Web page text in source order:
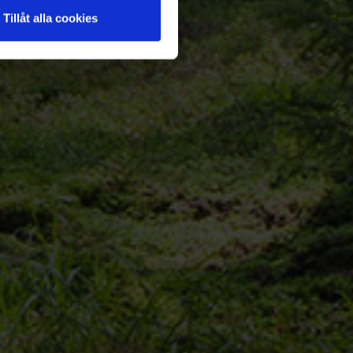
Tillåt alla cookies